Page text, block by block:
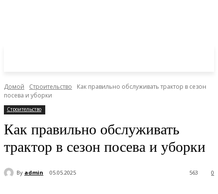
Домой Строительство
Как правильно обслуживать трактор в сезон
посева и уборки
Строительство
Как правильно обслуживать
трактор в сезон посева и уборки
By admin 05.05.2025 0
563